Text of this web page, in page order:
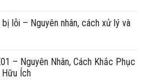
lỗi – Nguyên nhân, cách xử lý và
– Nguyên Nhân, Cách Khắc Phục
Ích